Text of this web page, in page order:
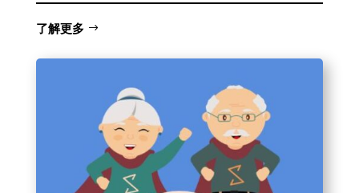
了解更多